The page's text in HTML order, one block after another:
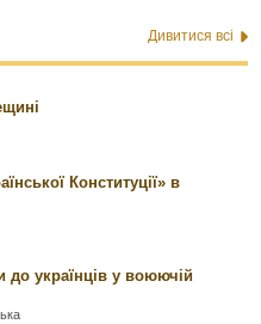
Дивитися всі
Конституції» в
українців у воюючій